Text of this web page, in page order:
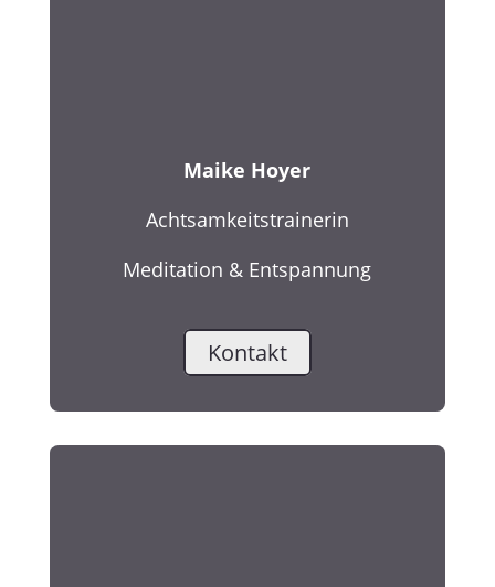
Maike Hoyer
Achtsamkeitstrainerin
Meditation & Entspannung
Kontakt